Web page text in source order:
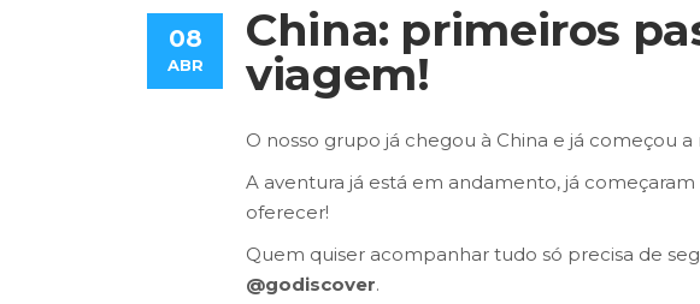
08
ABR
China: primeiros
viagem!
O nosso grupo já chegou à China e já começou
A aventura já está em andamento, já
oferecer!
Quem quiser acompanhar tudo só precisa de
@godiscover.